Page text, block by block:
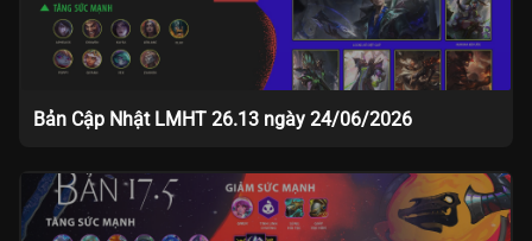
Bản Cập Nhật LMHT 26.13 ngày 24/06/2026